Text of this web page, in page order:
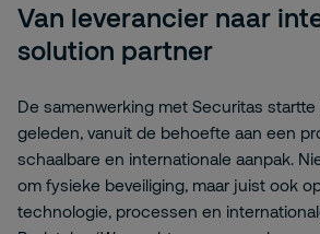
Van leverancier naar
solution partner
De samenwerking met Securitas startte
geleden, vanuit de behoefte aan een
schaalbare en internationale aanpak.
om fysieke beveiliging, maar juist ook
technologie, processen en